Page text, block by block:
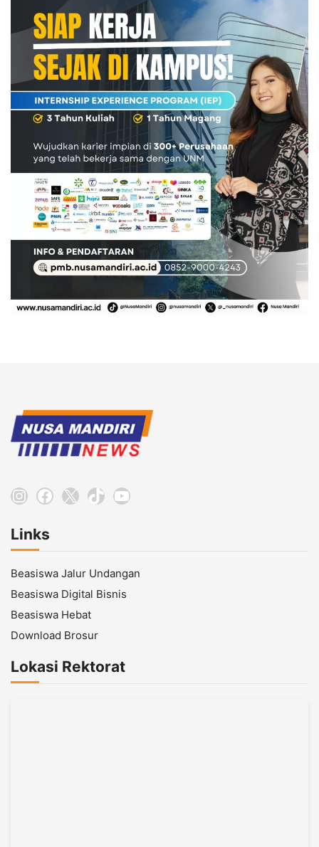
Instagram
Facebook
X TikTokYouTube
Links
Beasiswa Jalur Undangan
Beasiswa Digital Bisnis
Beasiswa Hebat
Download Brosur
Lokasi Rektorat